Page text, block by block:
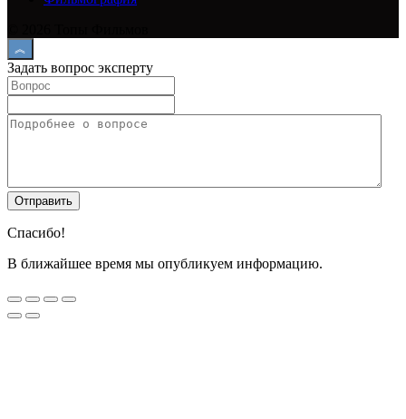
Задать вопрос эксперту
Спасибо!
В ближайшее время мы опубликуем информацию.